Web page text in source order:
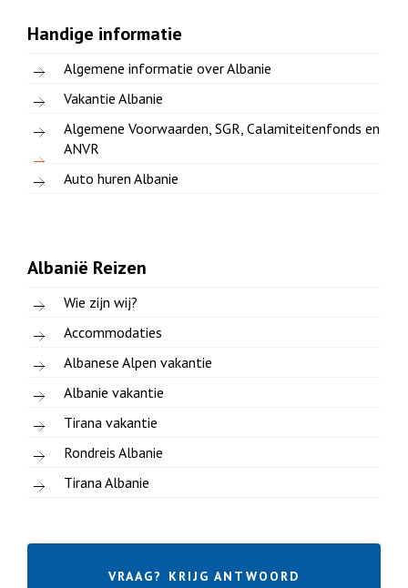
Handige informatie
Algemene informatie over Albanie
Vakantie Albanie
Algemene Voorwaarden, SGR, Calamiteitenfonds en
ANVR
Auto huren Albanie
Albanië Reizen
Wie zijn wij?
Accommodaties
Albanese Alpen vakantie
Albanie vakantie
Tirana vakantie
Rondreis Albanie
Tirana Albanie
VRAAG? KRIJG ANTWOORD